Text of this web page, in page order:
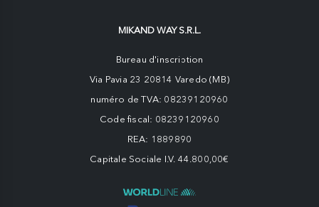
MIKAND WAY S.R.L.
Bureau d'inscription
Via Pavia 23 20814 Varedo (MB)
numéro de TVA: 08239120960
Code fiscal: 08239120960
REA: 1889890
Capitale Sociale I.V. 44.800,00€